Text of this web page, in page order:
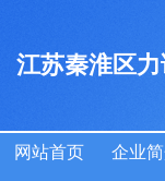
江苏秦淮区
网站首页 企业